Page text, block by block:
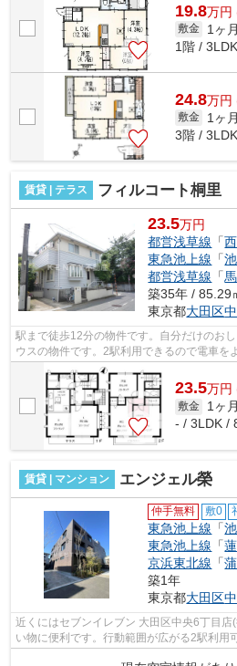
19.8万円
敷金 1ヶ月
1階 /
24.8万円
敷金 1ヶ月
3階 /
賃貸 | テラス フィルコート桐里
23.5万円
都営浅草線 「
東急池上線 「
都営浅草線 「
築35年 / 85.29
東京都大田区
駅まで徒歩12分の物件です。自分だけのお
ウスの物件です。2駅利用できるので電車を
す。こちらは初期費用をカードでお支払...
23.5万円
敷金 1ヶ月
- / 3LDK /
賃貸 | マンション エンジェル榮
仲手無料 敷0
東急池上線 「
東急池上線 「
京浜東北線 「
築1年
東京都大田区
近くにはセブンイレブン 大田区中央6丁目
い物に便利です。行動範囲が広がる2駅利用
ンに関して、自信をもって情報を提供...